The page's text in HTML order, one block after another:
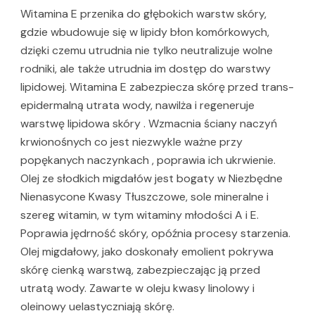
Witamina E przenika do głębokich warstw skóry,
gdzie wbudowuje się w lipidy błon komórkowych,
dzięki czemu utrudnia nie tylko neutralizuje wolne
rodniki, ale także utrudnia im dostęp do warstwy
lipidowej. Witamina E zabezpiecza skórę przed trans-
epidermalną utrata wody, nawilża i regeneruje
warstwę lipidowa skóry . Wzmacnia ściany naczyń
krwionośnych co jest niezwykle ważne przy
popękanych naczynkach , poprawia ich ukrwienie.
Olej ze słodkich migdałów jest bogaty w Niezbędne
Nienasycone Kwasy Tłuszczowe, sole mineralne i
szereg witamin, w tym witaminy młodości A i E.
Poprawia jędrność skóry, opóźnia procesy starzenia.
Olej migdałowy, jako doskonały emolient pokrywa
skórę cienką warstwą, zabezpieczając ją przed
utratą wody. Zawarte w oleju kwasy linolowy i
oleinowy uelastyczniają skórę.